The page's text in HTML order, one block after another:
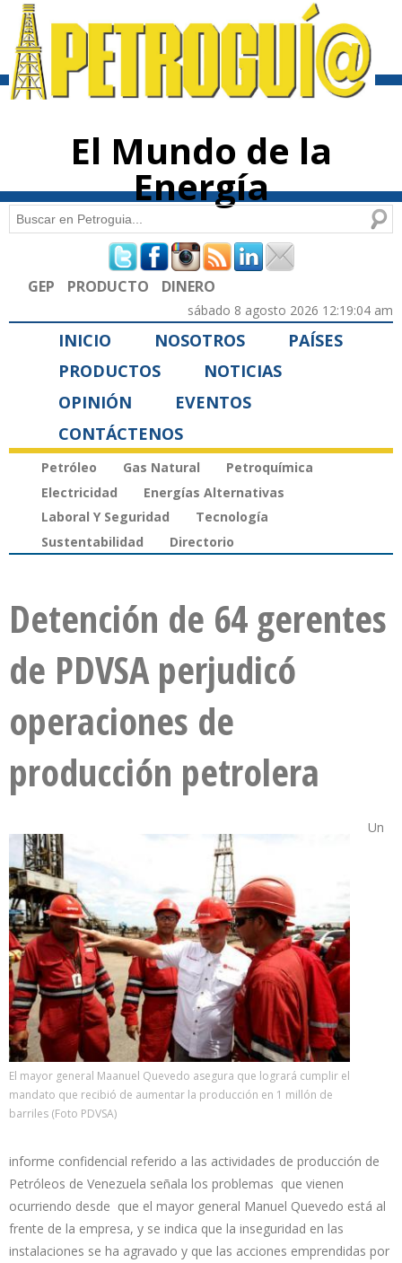
contenido
El Mundo de la
Energía
Formulario de búsqueda
Buscar
GEP PRODUCTO DINERO
sábado 8 agosto 2026 12:19:04 am
INICIO NOSOTROS
PAÍSES
PRODUCTOS
NOTICIAS
OPINIÓN
EVENTOS
CONTÁCTENOS
Petróleo Gas Natural
Petroquímica
Electricidad
Energías Alternativas
Laboral Y Seguridad
Tecnología
Sustentabilidad
Directorio
Detención de 64 gerentes
de PDVSA perjudicó
operaciones de
producción petrolera
El mayor general Maanuel Quevedo asegura que logrará cumplir el
mandato que recibió de aumentar la producción en 1 millón de
barriles (Foto PDVSA)
Un
informe confidencial referido a las actividades de producción de
Petróleos de Venezuela señala los problemas que vienen
ocurriendo desde que el mayor general Manuel Quevedo está al
frente de la empresa, y se indica que la inseguridad en las
instalaciones se ha agravado y que las acciones emprendidas por